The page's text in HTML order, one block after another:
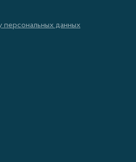
гайковерта имеет
с электрическими
персональных данных